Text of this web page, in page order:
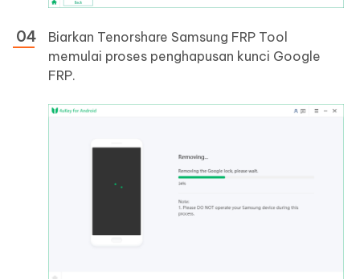
Biarkan Tenorshare Samsung FRP Tool
memulai proses penghapusan kunci Google
FRP.